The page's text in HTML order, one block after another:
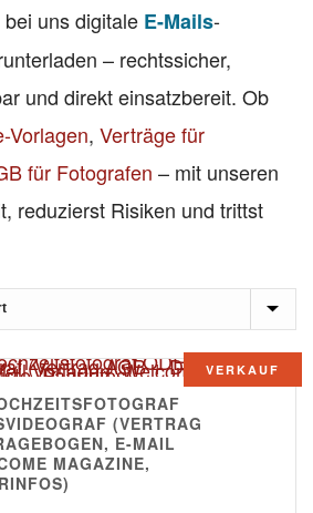
uns digitale E-Mails-
– rechtssicher,
und direkt einsatzbereit. Ob
Vorlagen, Verträge für
für Fotografen – mit unseren
reduzierst Risiken und trittst
VERKAUF
(VERTRAG
E-MAIL
MAGAZINE,